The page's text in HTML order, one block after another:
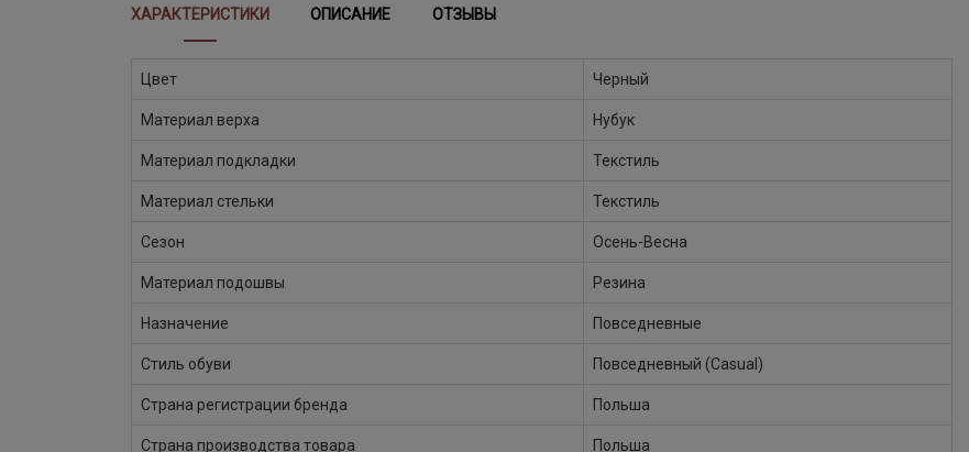
ХАРАКТЕРИСТИКИ ОПИСАНИЕ ОТЗЫВЫ
Цвет Черный
Материал верха Нубук
Материал подкладки Текстиль
Материал стельки Текстиль
Сезон Осень-Весна
Материал подошвы Резина
Назначение Повседневные
Стиль обуви Повседневный (Casual)
Страна регистрации бренда Польша
Страна производства товара Польша